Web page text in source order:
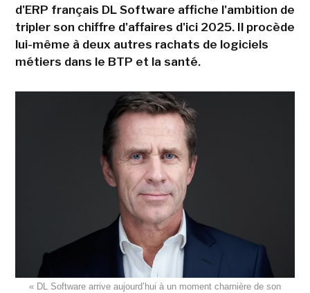
d'ERP français DL Software affiche l'ambition de
tripler son chiffre d'affaires d'ici 2025. Il procède
lui-même à deux autres rachats de logiciels
métiers dans le BTP et la santé.
« DL Software arrive aujourd’hui à un moment charnière de son